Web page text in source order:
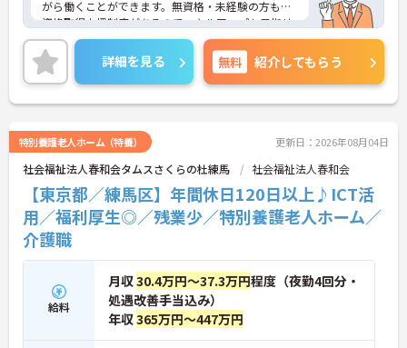
がら働くことができます。無資格・未経験の方も、
資格取得支援制度があるのでスキルアップも目指せ
る環境です。ご興味をお持ちの方はお気軽にお問い
合わせください。詳細を見る 無料 紹介してもらう
特別養護老人ホーム（特養） 更新日：2026年08月04日
社会福祉法人春和会タムスさくらの杜練馬 社会福祉法人春和会
【東京都／練馬区】年間休日120日以上♪ICT活
用／福利厚生◎／残業少／特別養護老人ホーム／
介護職
給料
月収30.4万円～37.3万円程度（夜勤4回分・
処遇改善手当込み）
年収365万円～447万円